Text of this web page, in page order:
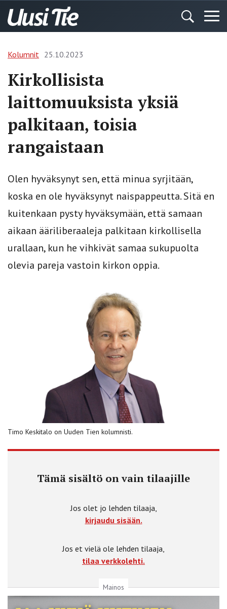
Kolumnit 25.10.2023
Kirkollisista
laittomuuksista yksiä
palkitaan, toisia
rangaistaan
Olen hyväksynyt sen, että minua syrjitään,
koska en ole hyväksynyt naispappeutta. Sitä en
kuitenkaan pysty hyväksymään, että samaan
aikaan ääriliberaaleja palkitaan kirkollisella
urallaan, kun he vihkivät samaa sukupuolta
olevia pareja vastoin kirkon oppia.
Timo Keskitalo on Uuden Tien kolumnisti.
Tämä sisältö on vain tilaajille
Jos olet jo lehden tilaaja,
kirjaudu sisään.
Jos et vielä ole lehden tilaaja,
tilaa verkkolehti.
Mainos